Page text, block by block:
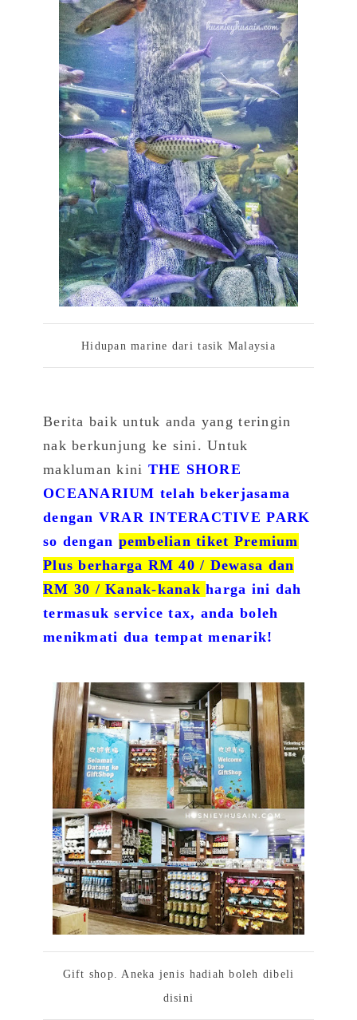
Hidupan marine dari tasik Malaysia
Berita baik untuk anda yang teringin
nak berkunjung ke sini. Untuk
makluman kini THE SHORE
OCEANARIUM telah bekerjasama
dengan VRAR INTERACTIVE PARK
so dengan pembelian tiket Premium
Plus berharga RM 40 / Dewasa dan
RM 30 / Kanak-kanakharga ini dah
termasuk service tax, anda boleh
menikmati dua tempat menarik!
Gift shop. Aneka jenis hadiah boleh dibeli
disini